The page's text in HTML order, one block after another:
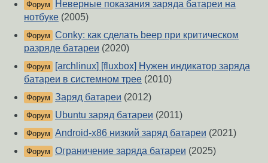
Форум
Неверные показания заряда батареи на
нотбуке (2005)
Форум Conky: как сделать beep при критическом
разряде батареи (2020)
Форум
[archlinux] [fluxbox] Нужен индикатор заряда
батареи в системном трее (2010)
Форум Заряд батареи (2012)
Форум Ubuntu заряд батареи (2011)
Форум Android-x86 низкий заряд батареи (2021)
Форум Ограничение заряда батареи (2025)